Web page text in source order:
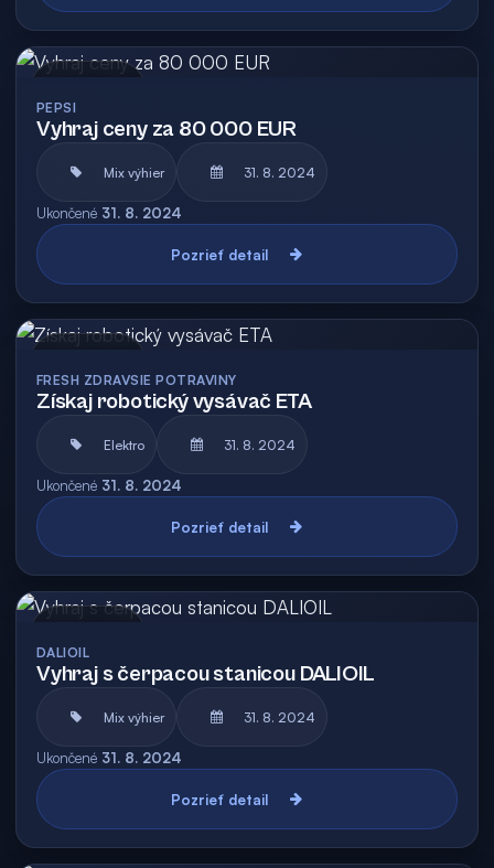
PEPSI
Vyhraj ceny za 80 000 EUR
Mix výhier 31. 8. 2024
Ukončené 31. 8. 2024
Pozrieť detail
FRESH ZDRAVSIE POTRAVINY
Získaj robotický vysávač ETA
Elektro 31. 8. 2024
Ukončené 31. 8. 2024
Pozrieť detail
DALIOIL
Vyhraj s čerpacou stanicou DALIOIL
Mix výhier 31. 8. 2024
Ukončené 31. 8. 2024
Pozrieť detail